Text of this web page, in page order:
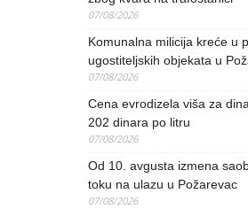
07/08/2026
Komunalna milicija kreće u
ugostiteljskih objekata u
07/08/2026
Cena evrodizela viša za
202 dinara po litru
07/08/2026
Od 10. avgusta izmena
toku na ulazu u Požarevac
07/08/2026